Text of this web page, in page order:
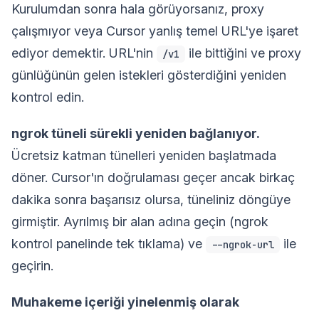
Kurulumdan sonra hala görüyorsanız, proxy
çalışmıyor veya Cursor yanlış temel URL'ye işaret
ediyor demektir. URL'nin
/v1
ile bittiğini ve proxy
günlüğünün gelen istekleri gösterdiğini yeniden
kontrol edin.
ngrok tüneli sürekli yeniden bağlanıyor.
Ücretsiz katman tünelleri yeniden başlatmada
döner. Cursor'ın doğrulaması geçer ancak birkaç
dakika sonra başarısız olursa, tüneliniz döngüye
girmiştir. Ayrılmış bir alan adına geçin (ngrok
kontrol panelinde tek tıklama) ve
--ngrok-url
ile
geçirin.
Muhakeme içeriği yinelenmiş olarak